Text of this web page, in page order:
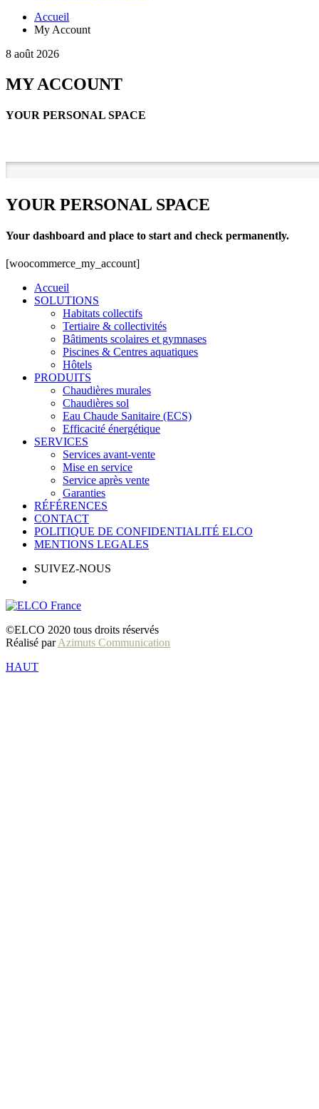
Accueil
My Account
8 août 2026
MY ACCOUNT
YOUR PERSONAL SPACE
YOUR PERSONAL SPACE
Your dashboard and place to start and check permanently.
[woocommerce_my_account]
Accueil
SOLUTIONS
Habitats collectifs
Tertiaire & collectivités
Bâtiments scolaires et gymnases
Piscines & Centres aquatiques
Hôtels
PRODUITS
Chaudières murales
Chaudières sol
Eau Chaude Sanitaire (ECS)
Efficacité énergétique
SERVICES
Services avant-vente
Mise en service
Service après vente
Garanties
RÉFÉRENCES
CONTACT
POLITIQUE DE CONFIDENTIALITÉ ELCO
MENTIONS LEGALES
SUIVEZ-NOUS
©ELCO 2020 tous droits réservés
Réalisé parAzimuts Communication
HAUT